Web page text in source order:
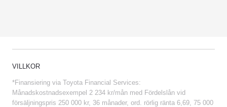
VILLKOR
*Finansiering via Toyota Financial Services:
Månadskostnadsexempel 2 234 kr/mån med Fördelslån vid
försäljningspris 250 000 kr, 36 månader, ord. rörlig ränta 6,69, 75 000